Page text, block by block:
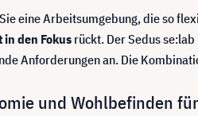
eine Arbeitsumgebung, die so
in den Fokus rückt. Der Sedus
Anforderungen an. Die
und Wohlbefinden